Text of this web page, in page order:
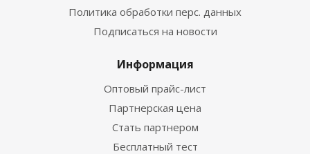
Политика обработки перс. данных
Подписаться на новости
Информация
Оптовый прайс-лист
Партнерская цена
Стать партнером
Бесплатный тест